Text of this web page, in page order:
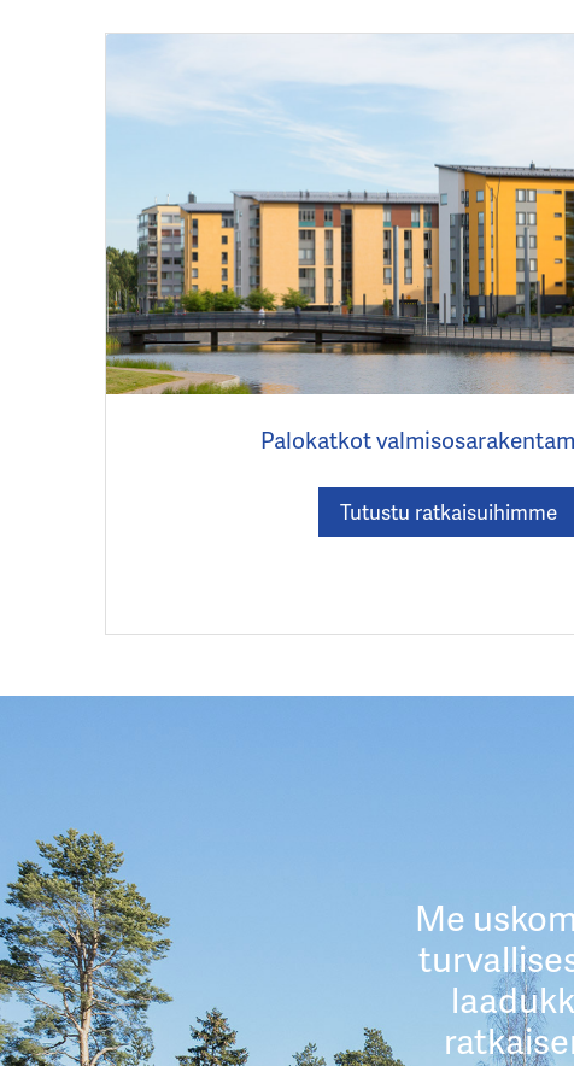
Palokatkot
Tutustu ratkaisuihimme
Me